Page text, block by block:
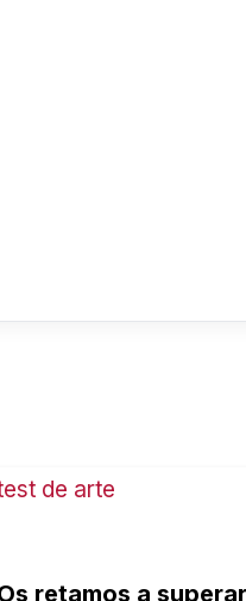
retamos a